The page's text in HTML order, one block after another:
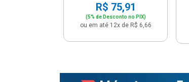
R$ 75,91
(5% de Desconto no PIX)
ou em até 12x de R$ 6,66